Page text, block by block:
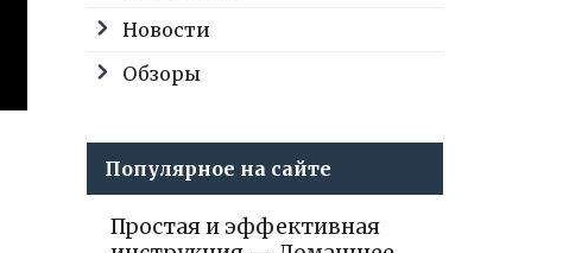
Новости
Обзоры
Популярное на сайте
Простая и эффективная